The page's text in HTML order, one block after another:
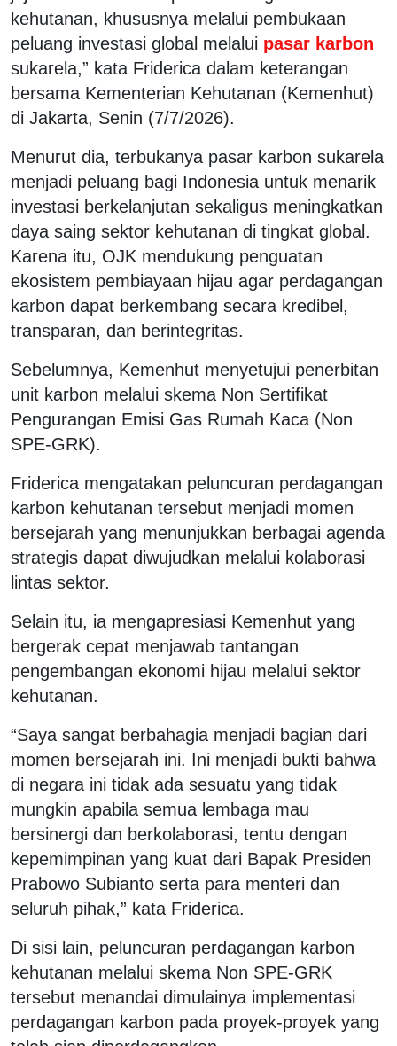
kehutanan, khususnya melalui pembukaan
peluang investasi global melalui pasar karbon
sukarela,” kata Friderica dalam keterangan
bersama Kementerian Kehutanan (Kemenhut)
di Jakarta, Senin (7/7/2026).
Menurut dia, terbukanya pasar karbon sukarela
menjadi peluang bagi Indonesia untuk menarik
investasi berkelanjutan sekaligus meningkatkan
daya saing sektor kehutanan di tingkat global.
Karena itu, OJK mendukung penguatan
ekosistem pembiayaan hijau agar perdagangan
karbon dapat berkembang secara kredibel,
transparan, dan berintegritas.
Sebelumnya, Kemenhut menyetujui penerbitan
unit karbon melalui skema Non Sertifikat
Pengurangan Emisi Gas Rumah Kaca (Non
SPE-GRK).
Friderica mengatakan peluncuran perdagangan
karbon kehutanan tersebut menjadi momen
bersejarah yang menunjukkan berbagai agenda
strategis dapat diwujudkan melalui kolaborasi
lintas sektor.
Selain itu, ia mengapresiasi Kemenhut yang
bergerak cepat menjawab tantangan
pengembangan ekonomi hijau melalui sektor
kehutanan.
“Saya sangat berbahagia menjadi bagian dari
momen bersejarah ini. Ini menjadi bukti bahwa
di negara ini tidak ada sesuatu yang tidak
mungkin apabila semua lembaga mau
bersinergi dan berkolaborasi, tentu dengan
kepemimpinan yang kuat dari Bapak Presiden
Prabowo Subianto serta para menteri dan
seluruh pihak,” kata Friderica.
Di sisi lain, peluncuran perdagangan karbon
kehutanan melalui skema Non SPE-GRK
tersebut menandai dimulainya implementasi
perdagangan karbon pada proyek-proyek yang